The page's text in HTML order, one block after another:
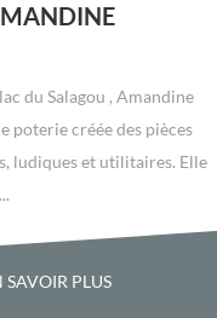
du Salagou , Amandine
poterie créée des pièces
ludiques et utilitaires. Elle
SAVOIR PLUS